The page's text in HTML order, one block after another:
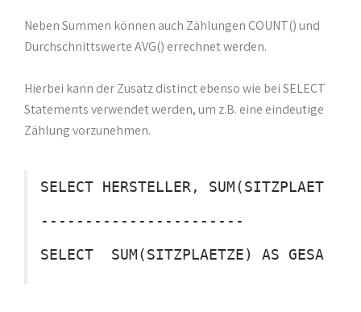
Neben Summen können auch Zählungen COUNT() und
Durchschnittswerte AVG() errechnet werden.
Hierbei kann der Zusatz distinct ebenso wie bei SELECT
Statements verwendet werden, um z.B. eine eindeutige
Zählung vorzunehmen.
SELECT HERSTELLER, SUM(SITZPLAETZE)
-----------------------
SELECT  SUM(SITZPLAETZE) AS